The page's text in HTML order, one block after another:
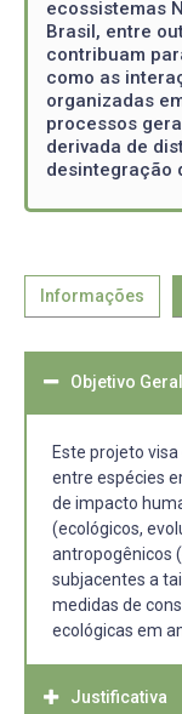
ecossistemas
Brasil, entre
contribuam
como as
organizadas
processos
derivada de
desintegração
Informações
Objetivo Geral
Este projeto
entre espécies
de impacto
(ecológicos,
antropogênicos
subjacentes a
medidas de
ecológicas em
Justificativa